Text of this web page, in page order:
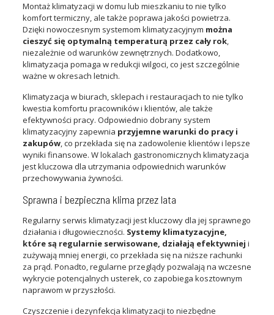
Montaż klimatyzacji w domu lub mieszkaniu to nie tylko
komfort termiczny, ale także poprawa jakości powietrza.
Dzięki nowoczesnym systemom klimatyzacyjnym można
cieszyć się optymalną temperaturą przez cały rok,
niezależnie od warunków zewnętrznych. Dodatkowo,
klimatyzacja pomaga w redukcji wilgoci, co jest szczególnie
ważne w okresach letnich.
Klimatyzacja w biurach, sklepach i restauracjach to nie tylko
kwestia komfortu pracowników i klientów, ale także
efektywności pracy. Odpowiednio dobrany system
klimatyzacyjny zapewnia przyjemne warunki do pracy i
zakupów, co przekłada się na zadowolenie klientów i lepsze
wyniki finansowe. W lokalach gastronomicznych klimatyzacja
jest kluczowa dla utrzymania odpowiednich warunków
przechowywania żywności.
Sprawna i bezpieczna klima przez lata
Regularny serwis klimatyzacji jest kluczowy dla jej sprawnego
działania i długowieczności. Systemy klimatyzacyjne,
które są regularnie serwisowane, działają efektywniej i
zużywają mniej energii, co przekłada się na niższe rachunki
za prąd. Ponadto, regularne przeglądy pozwalają na wczesne
wykrycie potencjalnych usterek, co zapobiega kosztownym
naprawom w przyszłości.
Czyszczenie i dezynfekcja klimatyzacji to niezbędne